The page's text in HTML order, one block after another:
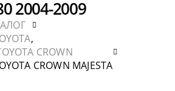
2004-2009
,
CROWN
CROWN MAJESTA